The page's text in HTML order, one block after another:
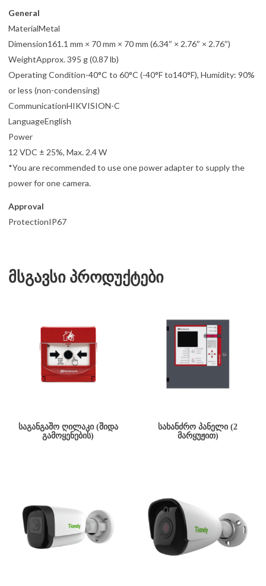
General
MaterialMetal
Dimension161.1 mm × 70 mm × 70 mm (6.34″ × 2.76″ × 2.76″)
WeightApprox. 395 g (0.87 lb)
Operating Condition-40°C to 60°C (-40°F to140°F), Humidity: 90%
or less (non-condensing)
CommunicationHIKVISION-C
LanguageEnglish
Power
12 VDC ± 25%, Max. 2.4 W
*You are recommended to use one power adapter to supply the
power for one camera.
Approval
ProtectionIP67
მსგავსი პროდუქტები
ᲡᲐᲒᲐᲜᲒᲐᲨᲝ ᲦᲘᲚᲐᲙᲘ (ᲨᲘᲓᲐ
ᲒᲐᲛᲝᲧᲔᲜᲔᲑᲘᲡ)
ᲡᲐᲮᲐᲜᲫᲠᲝ ᲞᲐᲜᲔᲚᲘ (2
ᲛᲐᲠᲧᲣᲟᲘᲗ)